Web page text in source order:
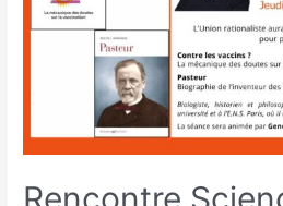
Rencontre